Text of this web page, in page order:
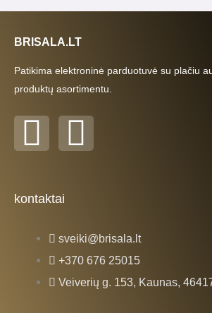
BRISALA.LT
Patikima elektroninė parduotuvė su plačiu
produktų asortimentu.
F
c
e
b
I
t
a
kontaktai
sveiki@brisala.lt
+370 676 25015
Veiverių g. 153, Kaunas,